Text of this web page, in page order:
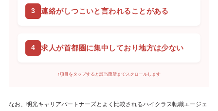
連絡がしつこいと言われることがある
求人が首都圏に集中しており地方は少ない
↑項目をタップすると該当箇所までスクロールします
なお、明光キャリアパートナーズとよく比較されるハイクラス転職エージェ